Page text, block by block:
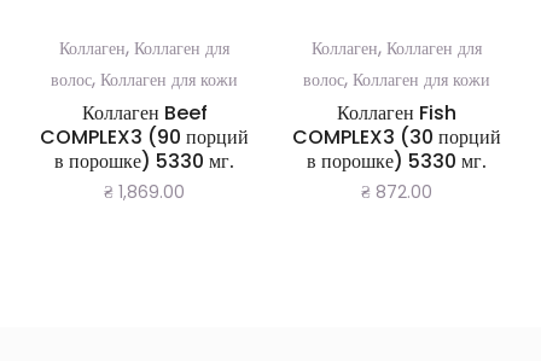
Коллаген, Коллаген для
волос, Коллаген для кожи
Коллаген Beef
COMPLEX3 (90 порций
в порошке) 5330 мг.
₴ 1,869.00
Коллаген, Коллаген для
волос, Коллаген для кожи
Коллаген Fish
COMPLEX3 (30 порций
в порошке) 5330 мг.
₴ 872.00